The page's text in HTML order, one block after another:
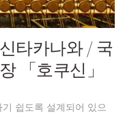
타카나와 / 국
「호쿠신」
쉽도록 설계되어 있으